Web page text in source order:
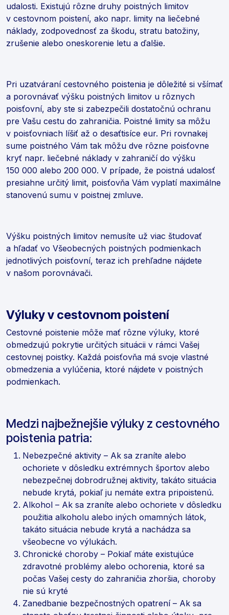
udalosti. Existujú rôzne druhy poistných limitov
v cestovnom poistení, ako napr. limity na liečebné
náklady, zodpovednosť za škodu, stratu batožiny,
zrušenie alebo oneskorenie letu a ďalšie.
Pri uzatváraní cestovného poistenia je dôležité si všímať
a porovnávať výšku poistných limitov u rôznych
poisťovní, aby ste si zabezpečili dostatočnú ochranu
pre Vašu cestu do zahraničia. Poistné limity sa môžu
v poisťovniach líšiť až o desaťtisíce eur. Pri rovnakej
sume poistného Vám tak môžu dve rôzne poisťovne
kryť napr. liečebné náklady v zahraničí do výšku
150 000 alebo 200 000. V prípade, že poistná udalosť
presiahne určitý limit, poisťovňa Vám vyplatí maximálne
stanovenú sumu v poistnej zmluve.
Výšku poistných limitov nemusíte už viac študovať
a hľadať vo Všeobecných poistných podmienkach
jednotlivých poisťovní, teraz ich prehľadne nájdete
v našom porovnávači.
Výluky v cestovnom poistení
Cestovné poistenie môže mať rôzne výluky, ktoré
obmedzujú pokrytie určitých situácii v rámci Vašej
cestovnej poistky. Každá poisťovňa má svoje vlastné
obmedzenia a vylúčenia, ktoré nájdete v poistných
podmienkach.
Medzi najbežnejšie výluky z cestovného
poistenia patria:
Nebezpečné aktivity – Ak sa zraníte alebo
ochoriete v dôsledku extrémnych športov alebo
nebezpečnej dobrodružnej aktivity, takáto situácia
nebude krytá, pokiaľ ju nemáte extra pripoistenú.
Alkohol – Ak sa zraníte alebo ochoriete v dôsledku
použitia alkoholu alebo iných omamných látok,
takáto situácia nebude krytá a nachádza sa
všeobecne vo výlukách.
Chronické choroby – Pokiaľ máte existujúce
zdravotné problémy alebo ochorenia, ktoré sa
počas Vašej cesty do zahraničia zhoršia, choroby
nie sú kryté
Zanedbanie bezpečnostných opatrení – Ak sa